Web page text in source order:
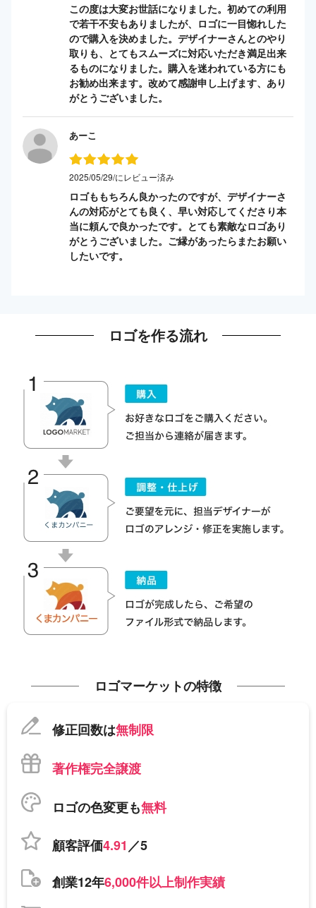
この度は大変お世話になりました。初めての利用
で若干不安もありましたが、ロゴに一目惚れした
ので購入を決めました。デザイナーさんとのやり
取りも、とてもスムーズに対応いただき満足出来
るものになりました。購入を迷われている方にも
お勧め出来ます。改めて感謝申し上げます、あり
がとうございました。
あーこ
2025/05/29/にレビュー済み
ロゴももちろん良かったのですが、デザイナーさ
んの対応がとても良く、早い対応してくださり本
当に頼んで良かったです。とても素敵なロゴあり
がとうございました。ご縁があったらまたお願い
したいです。
ロゴを作る流れ
ロゴマーケットの特徴
修正回数は無制限
著作権完全譲渡
ロゴの色変更も無料
顧客評価4.91／5
創業12年6,000件以上制作実績